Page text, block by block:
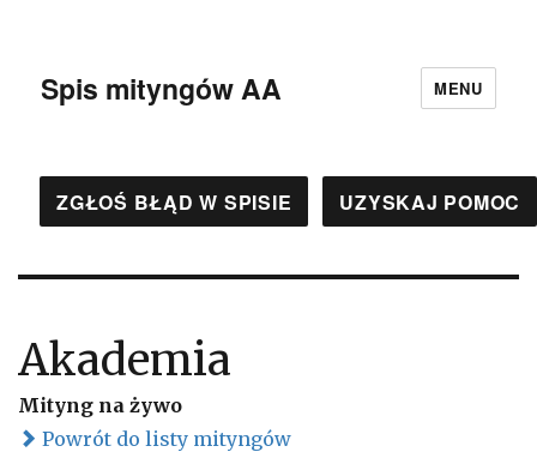
Spis mityngów AA MENU
ZGŁOŚ BŁĄD W SPISIE UZYSKAJ POMOC
Akademia
Mityng na żywo
Powrót do listy mityngów